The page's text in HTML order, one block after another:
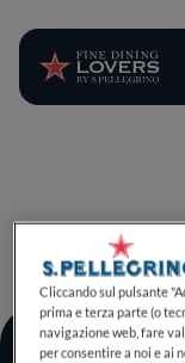
Cliccando sul pulsante
prima e terza parte (o
navigazione web, fare
per consentire a noi e ai